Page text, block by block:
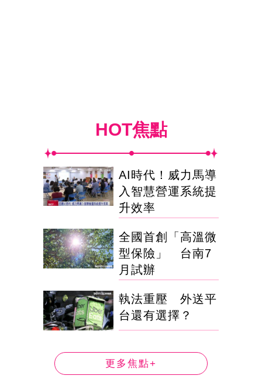
HOT焦點
AI時代！威力馬導
入智慧營運系統提
升效率
全國首創「高溫微
型保險」 台南7
月試辦
執法重壓 外送平
台還有選擇？
更多焦點+